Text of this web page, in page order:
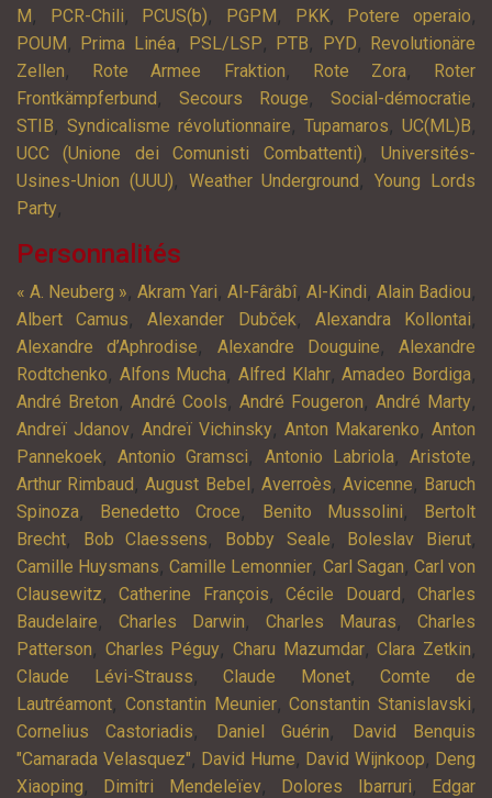
M, PCR-Chili, PCUS(b), PGPM, PKK, Potere operaio,
POUM, Prima Linéa, PSL/LSP, PTB, PYD, Revolutionäre
Zellen, Rote Armee Fraktion, Rote Zora, Roter
Frontkämpferbund, Secours Rouge, Social-démocratie,
STIB, Syndicalisme révolutionnaire, Tupamaros, UC(ML)B,
UCC (Unione dei Comunisti Combattenti),Universités-
Usines-Union (UUU), Weather Underground,Young Lords
Party,
Personnalités
« A. Neuberg », Akram Yari, Al-Fârâbî, Al-Kindi, Alain Badiou,
Albert Camus,Alexander Dubček, Alexandra Kollontai,
Alexandre d’Aphrodise, Alexandre Douguine, Alexandre
Rodtchenko, Alfons Mucha,Alfred Klahr,Amadeo Bordiga,
André Breton, André Cools, André Fougeron, André Marty,
Andreï Jdanov, Andreï Vichinsky, Anton Makarenko, Anton
Pannekoek,Antonio Gramsci, Antonio Labriola,Aristote,
Arthur Rimbaud,August Bebel, Averroès, Avicenne, Baruch
Spinoza, Benedetto Croce, Benito Mussolini, Bertolt
Brecht, Bob Claessens, Bobby Seale, Boleslav Bierut,
Camille Huysmans,Camille Lemonnier, Carl Sagan, Carl von
Clausewitz,Catherine François,Cécile Douard,Charles
Baudelaire, Charles Darwin, Charles Mauras, Charles
Patterson, Charles Péguy,Charu Mazumdar,Clara Zetkin,
Claude Lévi-Strauss,Claude Monet,Comte de
Lautréamont, Constantin Meunier,Constantin Stanislavski,
Cornelius Castoriadis, Daniel Guérin, David Benquis
"Camarada Velasquez", David Hume, David Wijnkoop, Deng
Xiaoping, Dimitri Mendeleïev, Dolores Ibarruri, Edgar